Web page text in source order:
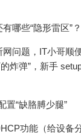
哪些“隐形雷区”？
问题，IT小哥顺
炸弹”，新手
置“缺胳膊少腿”
功能（给设备